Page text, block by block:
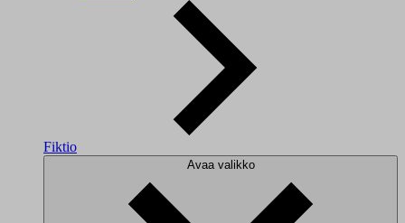
Fiktio
Avaa valikko